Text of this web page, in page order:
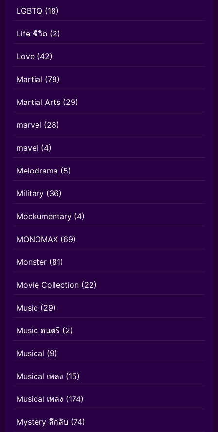
LGBTQ (18)
Life ชีวิต (2)
Love (42)
Martial (79)
Martial Arts (29)
marvel (28)
mavel (4)
Melodrama (5)
Military (36)
Mockumentary (4)
MONOMAX (69)
Monster (81)
Movie Collection (22)
Music (29)
Music ดนตรี (2)
Musical (9)
Musical เพลง (15)
Musical เพลง (174)
Mystery ลึกลับ (74)